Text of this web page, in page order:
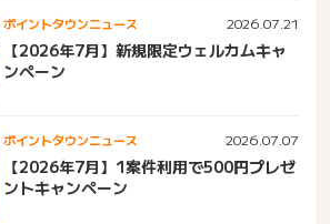
ポイントタウンニュース 2026.07.21
【2026年7月】新規限定ウェルカムキャ
ンペーン
ポイントタウンニュース 2026.07.07
【2026年7月】1案件利用で500円プレゼ
ントキャンペーン